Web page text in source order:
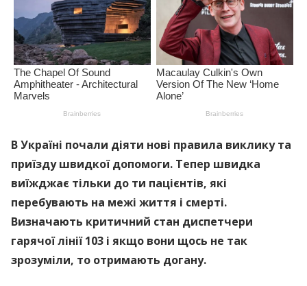
В Україні почали діяти нові правила виклику та
приїзду швидкої допомоги. Тепер швидка
виїжджає тільки до ти пацієнтів, які
перебувають на межі життя і смерті.
Визначають критичний стан диспетчери
гарячої лінії 103 і якщо вони щось не так
зрозуміли, то отримають догану.